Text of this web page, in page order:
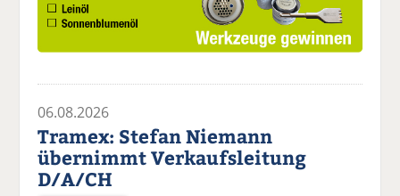
06.08.2026
Tramex: Stefan Niemann
übernimmt Verkaufsleitung
D/A/CH